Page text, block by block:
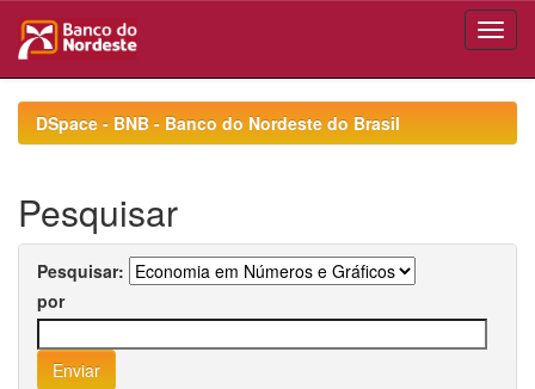
navigationDSpace - BNB - Banco do Nordeste do Brasil
Pesquisar
Pesquisar:
por